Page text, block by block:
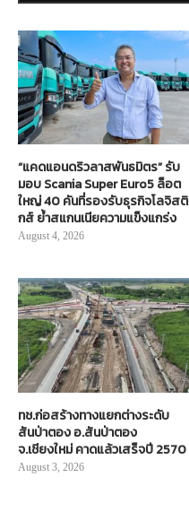
“แคดแอนดริวลาสพันธมิตร” รับ
มอบ Scania Super Euro5 ล็อต
ใหญ่ 40 คันที่รองรับธุรกิจโลจิสติ
กส์ ย้ำสแกนเนียความแข็งแกร่ง
August 4, 2026
ทช.ก่อสร้างทางแยกต่างระดับ
สันป่าตอง อ.สันป่าตอง
จ.เชียงใหม่ คาดแล้วเสร็จปี 2570
August 3, 2026